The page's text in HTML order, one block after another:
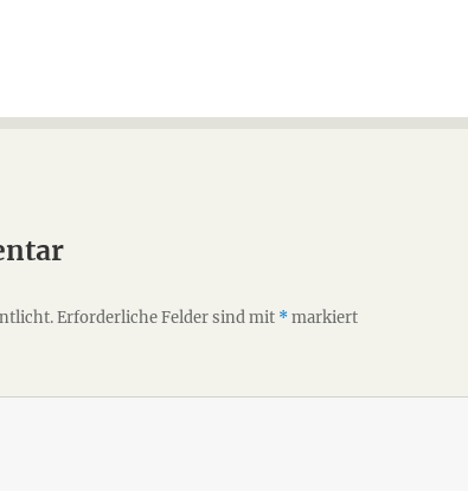
Erforderliche Felder sind mit *markiert